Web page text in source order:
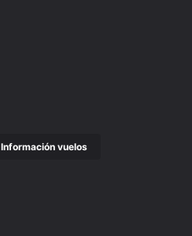
Información vuelos